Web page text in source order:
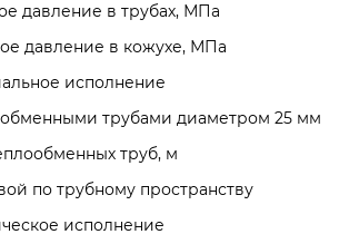
давление в трубах, МПа
давление в кожухе, МПа
исполнение
трубами диаметром 25 мм
труб, м
по трубному пространству
исполнение